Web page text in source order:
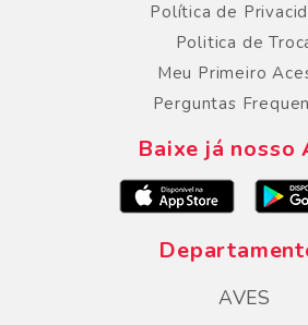
Política de
Politica de
Meu Primeiro
Perguntas
Baixe já nosso
AVES